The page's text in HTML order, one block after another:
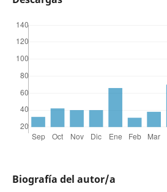
Biografía del autor/a